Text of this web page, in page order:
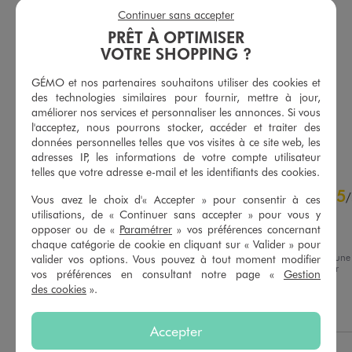
Chemise sans manches à rayures femme - LuluCastagnette
22,99 €
-50% sur le 2ème produit d'été
5/5 de moyenne
AJOUTER AU PANIER
Pull d'été sans manches femme - LuluCastagnette
19,99 €
5/5 de moyenne
(8 avis)
AJOUTERAU PANIER
4.5/ 5
Basé sur15 avis soumis à un
12
4étoiles
1
5/
Avis vérifié et récompensé
Parfait !
Avis du07/08/2026 , suite à une
expérience du
25/07/2026
par
Melanie B.
PRÊT À OPTIMISER
VOTRE SHOPPING ?
GÉMO et nos partenaires souhaitons utiliser des cookies et
des technologies similaires pour fournir, mettre à jour,
améliorer nos services et personnaliser les annonces. Si vous
l'acceptez, nous pourrons stocker, accéder et traiter des
données personnelles telles que vos visites à ce site web, les
adresses IP, les informations de votre compte utilisateur
telles que votre adresse e-mail et les identifiants des cookies.
Vous avez le choix d'« Accepter » pour consentir à ces
utilisations, de « Continuer sans accepter » pour vous y
opposer ou de « Paramétrer » vos préférences concernant
chaque catégorie de cookie en cliquant sur « Valider » pour
valider vos options. Vous pouvez à tout moment modifier
vos préférences en consultant notre page « Gestion
des cookies ».
Accepter
Continuer sans accepter